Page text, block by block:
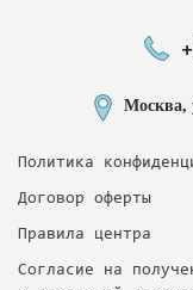
Москва,
Политика
Договор оферты
Правила центра
Согласие на